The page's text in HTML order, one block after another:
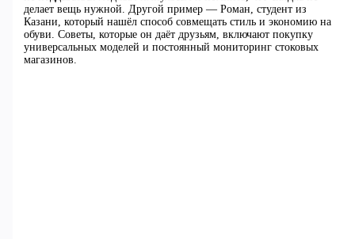
делает вещь нужной. Другой пример — Роман, студент из
Казани, который нашёл способ совмещать стиль и экономию на
обуви. Советы, которые он даёт друзьям, включают покупку
универсальных моделей и постоянный мониторинг стоковых
магазинов.